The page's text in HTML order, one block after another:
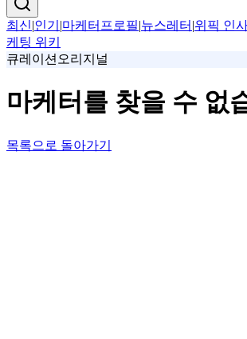
최신|인기 |마케터프로필|뉴스레터 |위픽 인
케팅 위키
큐레이션 오리지널
마케터를 찾을 수 없
목록으로 돌아가기